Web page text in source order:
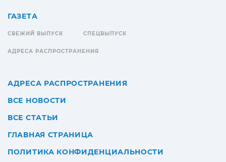
ГАЗЕТА
СВЕЖИЙ ВЫПУСК СПЕЦВЫПУСК
АДРЕСА РАСПРОСТРАНЕНИЯ
АДРЕСА РАСПРОСТРАНЕНИЯ
ВСЕ НОВОСТИ
ВСЕ СТАТЬИ
ГЛАВНАЯ СТРАНИЦА
ПОЛИТИКА КОНФИДЕНЦИАЛЬНОСТИ